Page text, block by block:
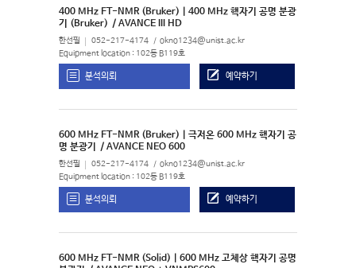
400 MHz FT-NMR (Bruker) | 400 MHz 핵자기 공명 분광
기 (Bruker) / AVANCE III HD
한선필 052-217-4174 okno1234@unist.ac.kr
Equipment location : 102동 B119호
분석의뢰 예약하기
600 MHz FT-NMR (Bruker) | 극저온 600 MHz 핵자기 공
명 분광기
/ AVANCE NEO 600
한선필 052-217-4174 okno1234@unist.ac.kr
Equipment location : 102동 B119호
분석의뢰 예약하기
600 MHz FT-NMR (Solid) | 600 MHz 고체상 핵자기 공명